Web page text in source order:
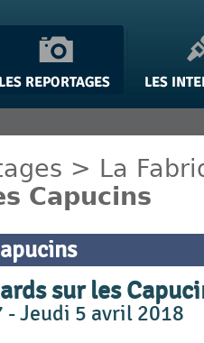
> La
Capucins
sur les
- Jeudi 5 avril 2018